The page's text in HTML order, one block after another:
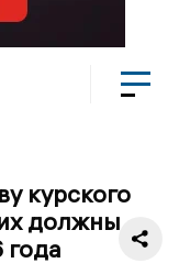
курского
должны
года